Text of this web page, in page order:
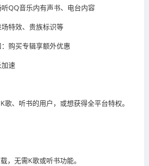
QQ音乐内有声书、电台内容
特效、贵族标识等
购买专辑享额外优惠
速
歌、听书的用户，或想获得全平台特权。
，无需K歌或听书功能。